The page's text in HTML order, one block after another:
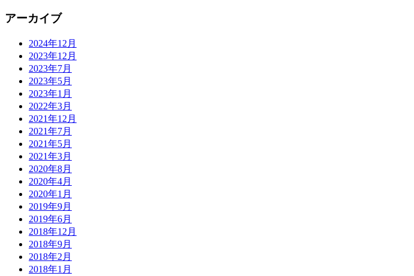
アーカイブ
2024年12月
2023年12月
2023年7月
2023年5月
2023年1月
2022年3月
2021年12月
2021年7月
2021年5月
2021年3月
2020年8月
2020年4月
2020年1月
2019年9月
2019年6月
2018年12月
2018年9月
2018年2月
2018年1月